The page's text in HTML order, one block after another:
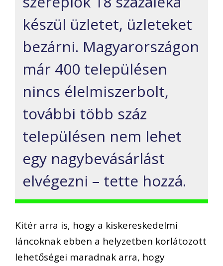
készül üzletet, üzleteket
bezárni. Magyarországon
már 400 településen
nincs élelmiszerbolt,
további több száz
településen nem lehet
egy nagybevásárlást
elvégezni – tette hozzá.
Kitér arra is, hogy a kiskereskedelmi
láncoknak ebben a helyzetben korlátozott
lehetőségei maradnak arra, hogy